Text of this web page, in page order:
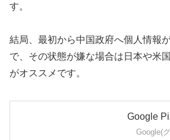
す。
結局、最初から中国政府へ個人情報
で、その状態が嫌な場合は日本や米
がオススメです。
Google
Google(